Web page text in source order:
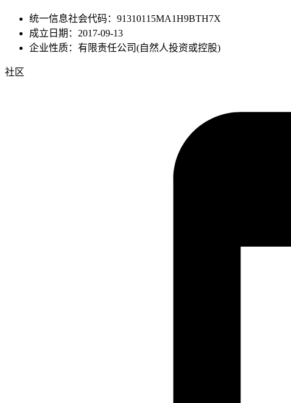
统一信息社会代码：91310115MA1H9BTH7X
成立日期：2017-09-13
企业性质：有限责任公司(自然人投资或控股)
社区